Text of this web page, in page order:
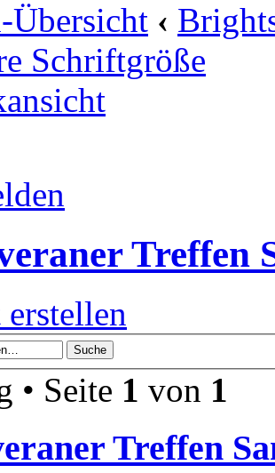
Übersicht ‹
Schriftgröße
Treffen
• Seite 1 von 1
Treffen